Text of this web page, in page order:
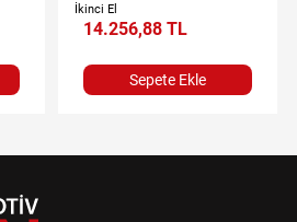
İkinci El
14.256,88 TL
Sepete Ekle